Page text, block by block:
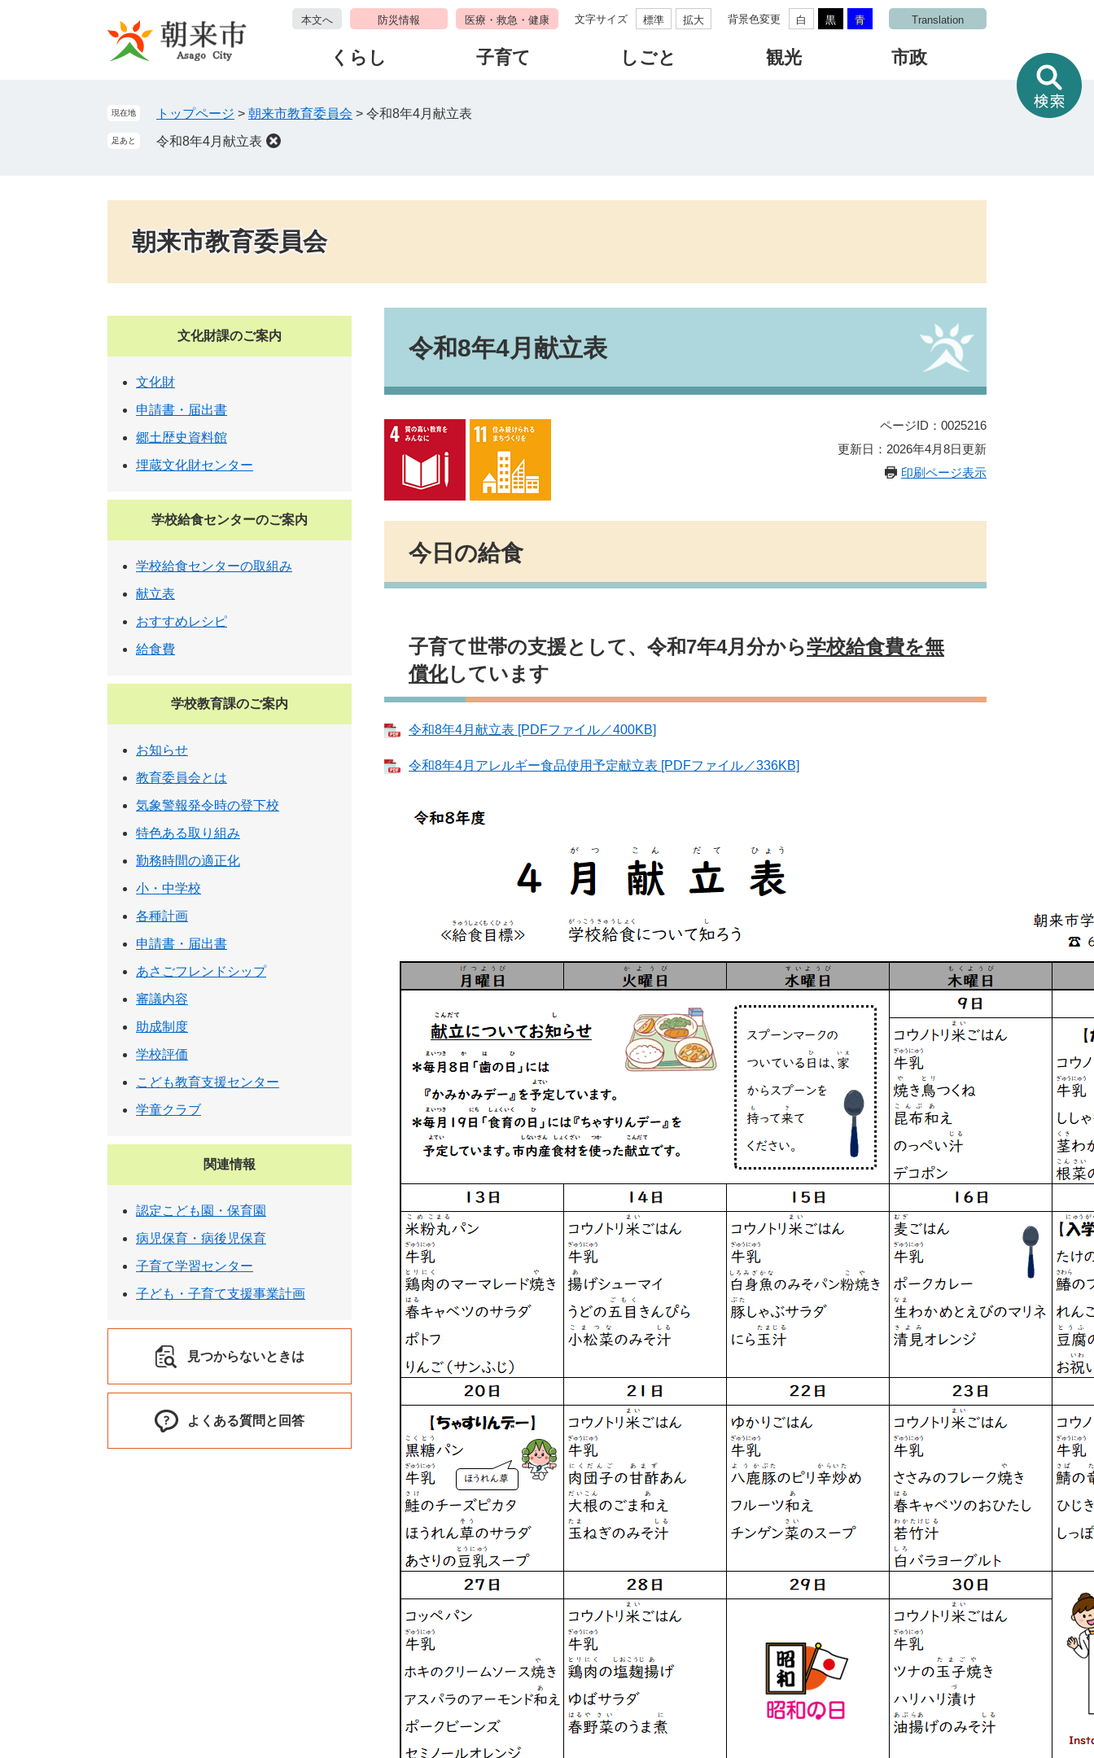
本文へ 防災情報 医療・救急・健康 文字サイズ 標準 拡大 背景色変更 白 黒 青 Translation
くらし 子育て しごと 観光 市政
情
報
を
現在地 トップページ > 朝来市教育委員会 > 令和8年4月献立表
足あと 令和8年4月献立表
朝来市教育委員会
令和8年4月献立表
ページID：0025216
更新日：2026年4月8日更新
印刷ページ表示
今日の給食
子育て世帯の支援として、令和7年4月分から学校給食費を無
償化しています
令和8年4月献立表 [PDFファイル／400KB]
令和8年4月アレルギー食品使用予定献立表 [PDFファイル／336KB]
文化財課のご案内
文化財
申請書・届出書
郷土歴史資料館
埋蔵文化財センター
学校給食センターのご案内
学校給食センターの取組み
献立表
おすすめレシピ
給食費
学校教育課のご案内
お知らせ
教育委員会とは
気象警報発令時の登下校
特色ある取り組み
勤務時間の適正化
小・中学校
各種計画
申請書・届出書
あさごフレンドシップ
審議内容
助成制度
学校評価
こども教育支援センター
学童クラブ
関連情報
認定こども園・保育園
病児保育・病後児保育
子育て学習センター
子ども・子育て支援事業計画
見つからないときは
よくある質問と回答